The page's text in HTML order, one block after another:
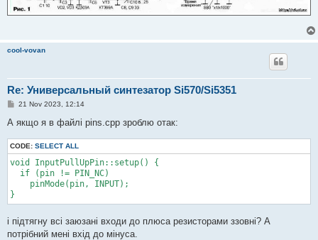
cool-vovan
Re: Универсальный синтезатор Si570/Si5351
P
s
21 Nov 2023, 12:14
А якщо я в файлі pins.cpp зроблю отак:
CODE: SELECT ALL
void InputPullUpPin::setup() {
  if (pin != PIN_NC)
    pinMode(pin, INPUT);
і підтягну всі заюзані входи до плюса резисторами ззовні? А
потрібний мені вхід до мінуса.